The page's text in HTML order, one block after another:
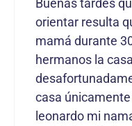
orientar resulta
mamá durante
hermanos la
casa
leonardo mi